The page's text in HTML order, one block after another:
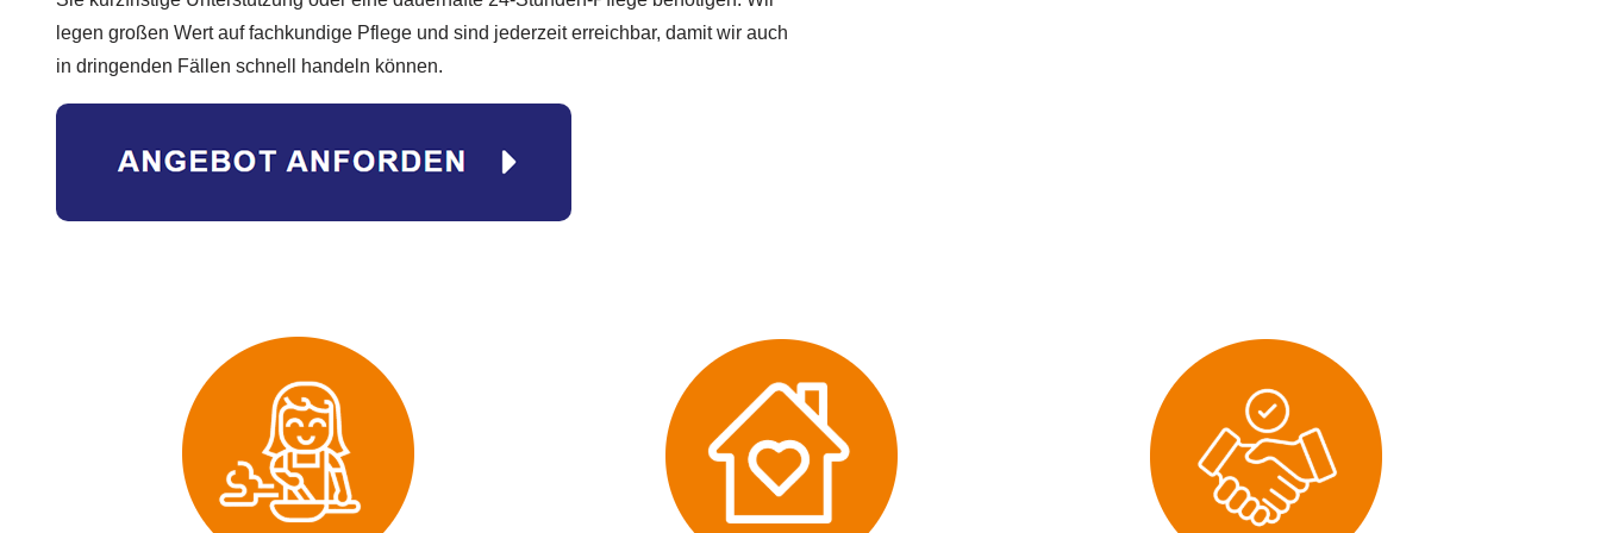
legen großen Wert auf fachkundige Pflege und sind jederzeit erreichbar, damit wir auch
in dringenden Fällen schnell handeln können.